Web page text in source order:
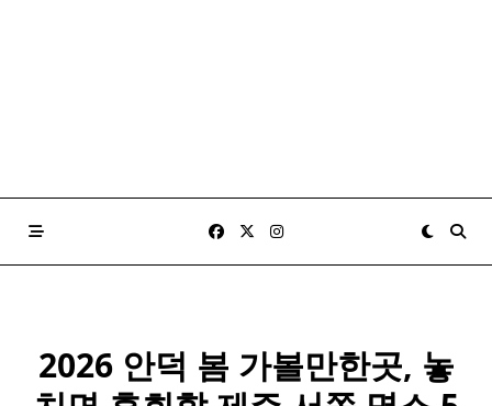
2026 안덕 봄 가볼만한곳, 놓